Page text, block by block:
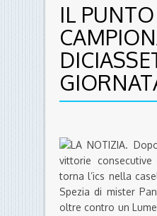
IL
LA NOTIZIA.
vittorie
torna l’ics nella
Spezia di mister
oltre contro un